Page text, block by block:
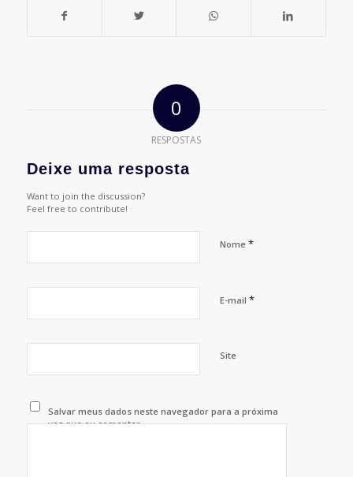
0
RESPOSTAS
Deixe uma resposta
Want to join the discussion?
Feel free to contribute!
Nome *
E-mail *
Site
Salvar meus dados neste navegador para a próxima
vez que eu comentar.